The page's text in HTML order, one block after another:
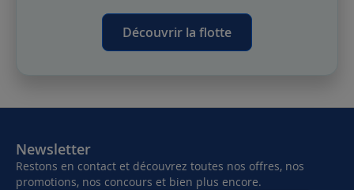
Découvrir la flotte
Newsletter
Restons en contact et découvrez toutes nos offres, nos
promotions, nos concours et bien plus encore.